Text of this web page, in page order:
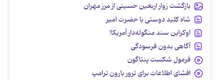
بازگشت زوار اربعین حسینی از مرز مهران
شاه کلید دوستی با حضرت امیر
اوکراین سند منگوله‌دار آمریکا!
آگاهی بدون فرسودگی
فرمول شکست پنتاگون
افشای اطلاعات برای ترور بارون ترامپ